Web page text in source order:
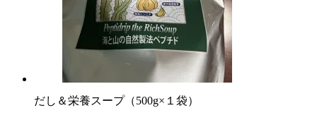
だし＆栄養スープ（500g×１袋）